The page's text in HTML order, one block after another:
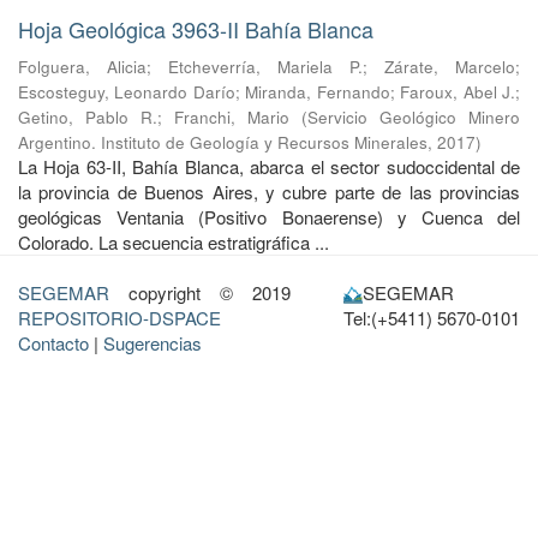
Hoja Geológica 3963-II Bahía Blanca
Folguera, Alicia; Etcheverría, Mariela P.; Zárate, Marcelo;
Escosteguy, Leonardo Darío; Miranda, Fernando; Faroux, Abel J.;
Getino, Pablo R.; Franchi, Mario (Servicio Geológico Minero
Argentino. Instituto de Geología y Recursos Minerales, 2017)
La Hoja 63-II, Bahía Blanca, abarca el sector sudoccidental de
la provincia de Buenos Aires, y cubre parte de las provincias
geológicas Ventania (Positivo Bonaerense) y Cuenca del
Colorado. La secuencia estratigráfica ...
SEGEMAR copyright © 2019
REPOSITORIO-DSPACE
Contacto | Sugerencias
SEGEMAR
Tel:(+5411) 5670-0101